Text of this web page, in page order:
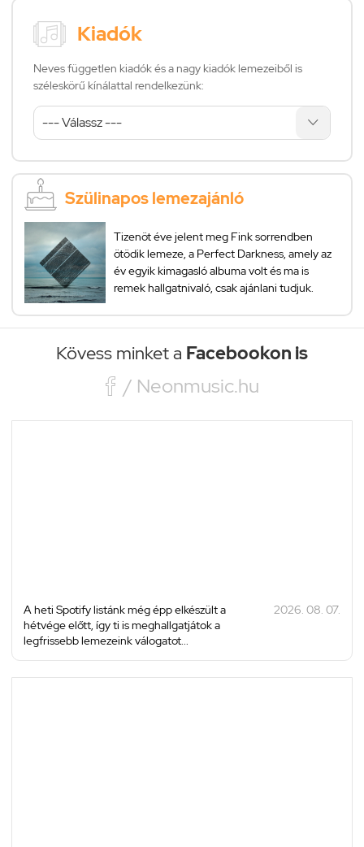
Kiadók
Neves független kiadók és a nagy kiadók lemezeiből is
széleskörű kínálattal rendelkezünk:
Szülinapos lemezajánló
Tizenöt éve jelent meg Fink sorrendben
ötödik lemeze, a Perfect Darkness, amely az
év egyik kimagasló albuma volt és ma is
remek hallgatnivaló, csak ajánlani tudjuk.
Kövess minket a Facebookon is
 / Neonmusic.hu
A heti Spotify listánk még épp elkészült a
hétvége előtt, így ti is meghallgatjátok a
legfrissebb lemezeink válogatot...
2026. 08. 07.